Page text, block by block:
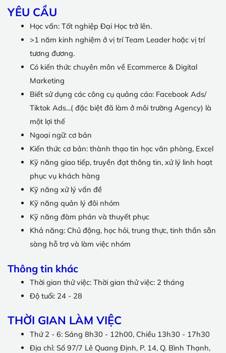
YÊU CẦU
Học vấn: Tốt nghiệp Đại Học trở lên.
>1 năm kinh nghiệm ở vị trí Team Leader hoặc vị trí
tương đương.
Có kiến thức chuyên môn về Ecommerce & Digital
Marketing
Biết sử dụng các công cụ quảng cáo: Facebook Ads/
Tiktok Ads...( đặc biệt đã làm ở môi trường Agency) là
một lợi thế
Ngoại ngữ: cơ bản
Kiến thức cơ bản: thành thạo tin học văn phòng, Excel
Kỹ năng giao tiếp, truyền đạt thông tin, xử lý linh hoạt
phục vụ khách hàng
Kỹ năng xử lý vấn đề
Kỹ năng quản lý đôi nhóm
Kỹ năng đàm phán và thuyết phục
Khả năng: Chủ động, học hỏi, trung thực, tinh thần sẵn
sàng hỗ trợ và làm việc nhóm
Thông tin khác
Thời gian thử việc: Thời gian thử việc: 2 tháng
Độ tuổi: 24 - 28
THỜI GIAN LÀM VIỆC
Thứ 2 - 6: Sáng 8h30 - 12h00, Chiều 13h30 - 17h30
Địa chỉ: Số 97/7 Lê Quang Định, P. 14, Q. Bình Thạnh,